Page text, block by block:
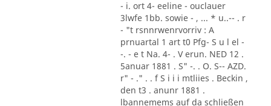
- i. ort 4- eeline - ouclauer
3lwfe 1bb. sowie - , ... * u..-- . r
- "t rsnnrwenrvorriv : A
prnuartal 1 art t0 Pfg- S u l el -
-. - e t Na. 4- . V erun. NED 12 .
5anuar 1881 . S" -. . O. S-- AZD.
r" - ." . . f S i i i mtliies . Beckin ,
den t3 . anunr 1881 .
lbannemems auf da schließen